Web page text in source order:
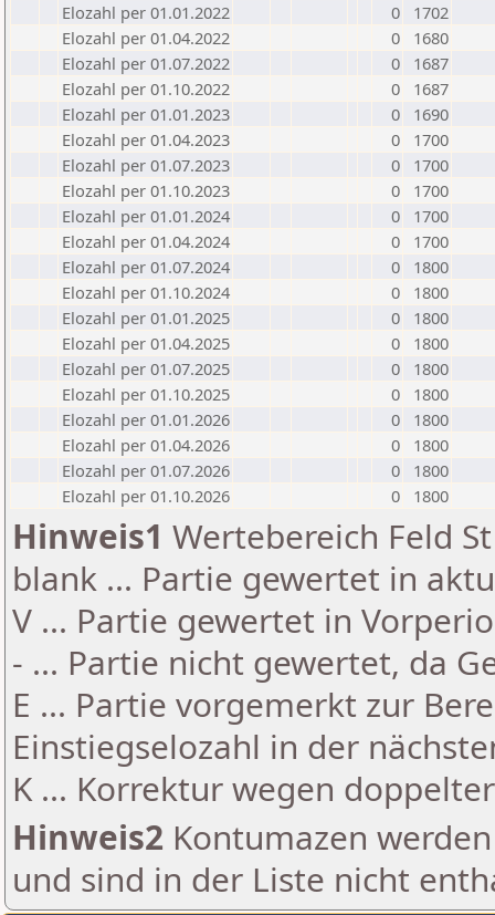
Elozahl per 01.01.2022
0
1702
Elozahl per 01.04.2022
0
1680
Elozahl per 01.07.2022
0
1687
Elozahl per 01.10.2022
0
1687
Elozahl per 01.01.2023
0
1690
Elozahl per 01.04.2023
0
1700
Elozahl per 01.07.2023
0
1700
Elozahl per 01.10.2023
0
1700
Elozahl per 01.01.2024
0
1700
Elozahl per 01.04.2024
0
1700
Elozahl per 01.07.2024
0
1800
Elozahl per 01.10.2024
0
1800
Elozahl per 01.01.2025
0
1800
Elozahl per 01.04.2025
0
1800
Elozahl per 01.07.2025
0
1800
Elozahl per 01.10.2025
0
1800
Elozahl per 01.01.2026
0
1800
Elozahl per 01.04.2026
0
1800
Elozahl per 01.07.2026
0
1800
Elozahl per 01.10.2026
0 1800
Hinweis1 Wertebereich Feld
blank ... Partie gewertet in
V ... Partie gewertet in
- ... Partie nicht gewertet, da
E ... Partie vorgemerkt zur
Einstiegselozahl in der
K ... Korrektur wegen
Hinweis2 Kontumazen
und sind in der Liste nicht